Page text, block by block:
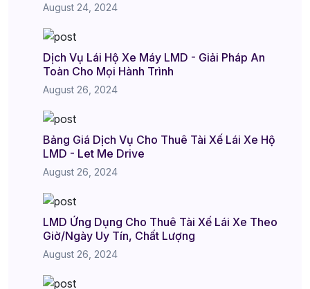
August 24, 2024
Dịch Vụ Lái Hộ Xe Máy LMD - Giải Pháp An
Toàn Cho Mọi Hành Trình
August 26, 2024
Bảng Giá Dịch Vụ Cho Thuê Tài Xế Lái Xe Hộ
LMD - Let Me Drive
August 26, 2024
LMD Ứng Dụng Cho Thuê Tài Xế Lái Xe Theo
Giờ/Ngày Uy Tín, Chất Lượng
August 26, 2024